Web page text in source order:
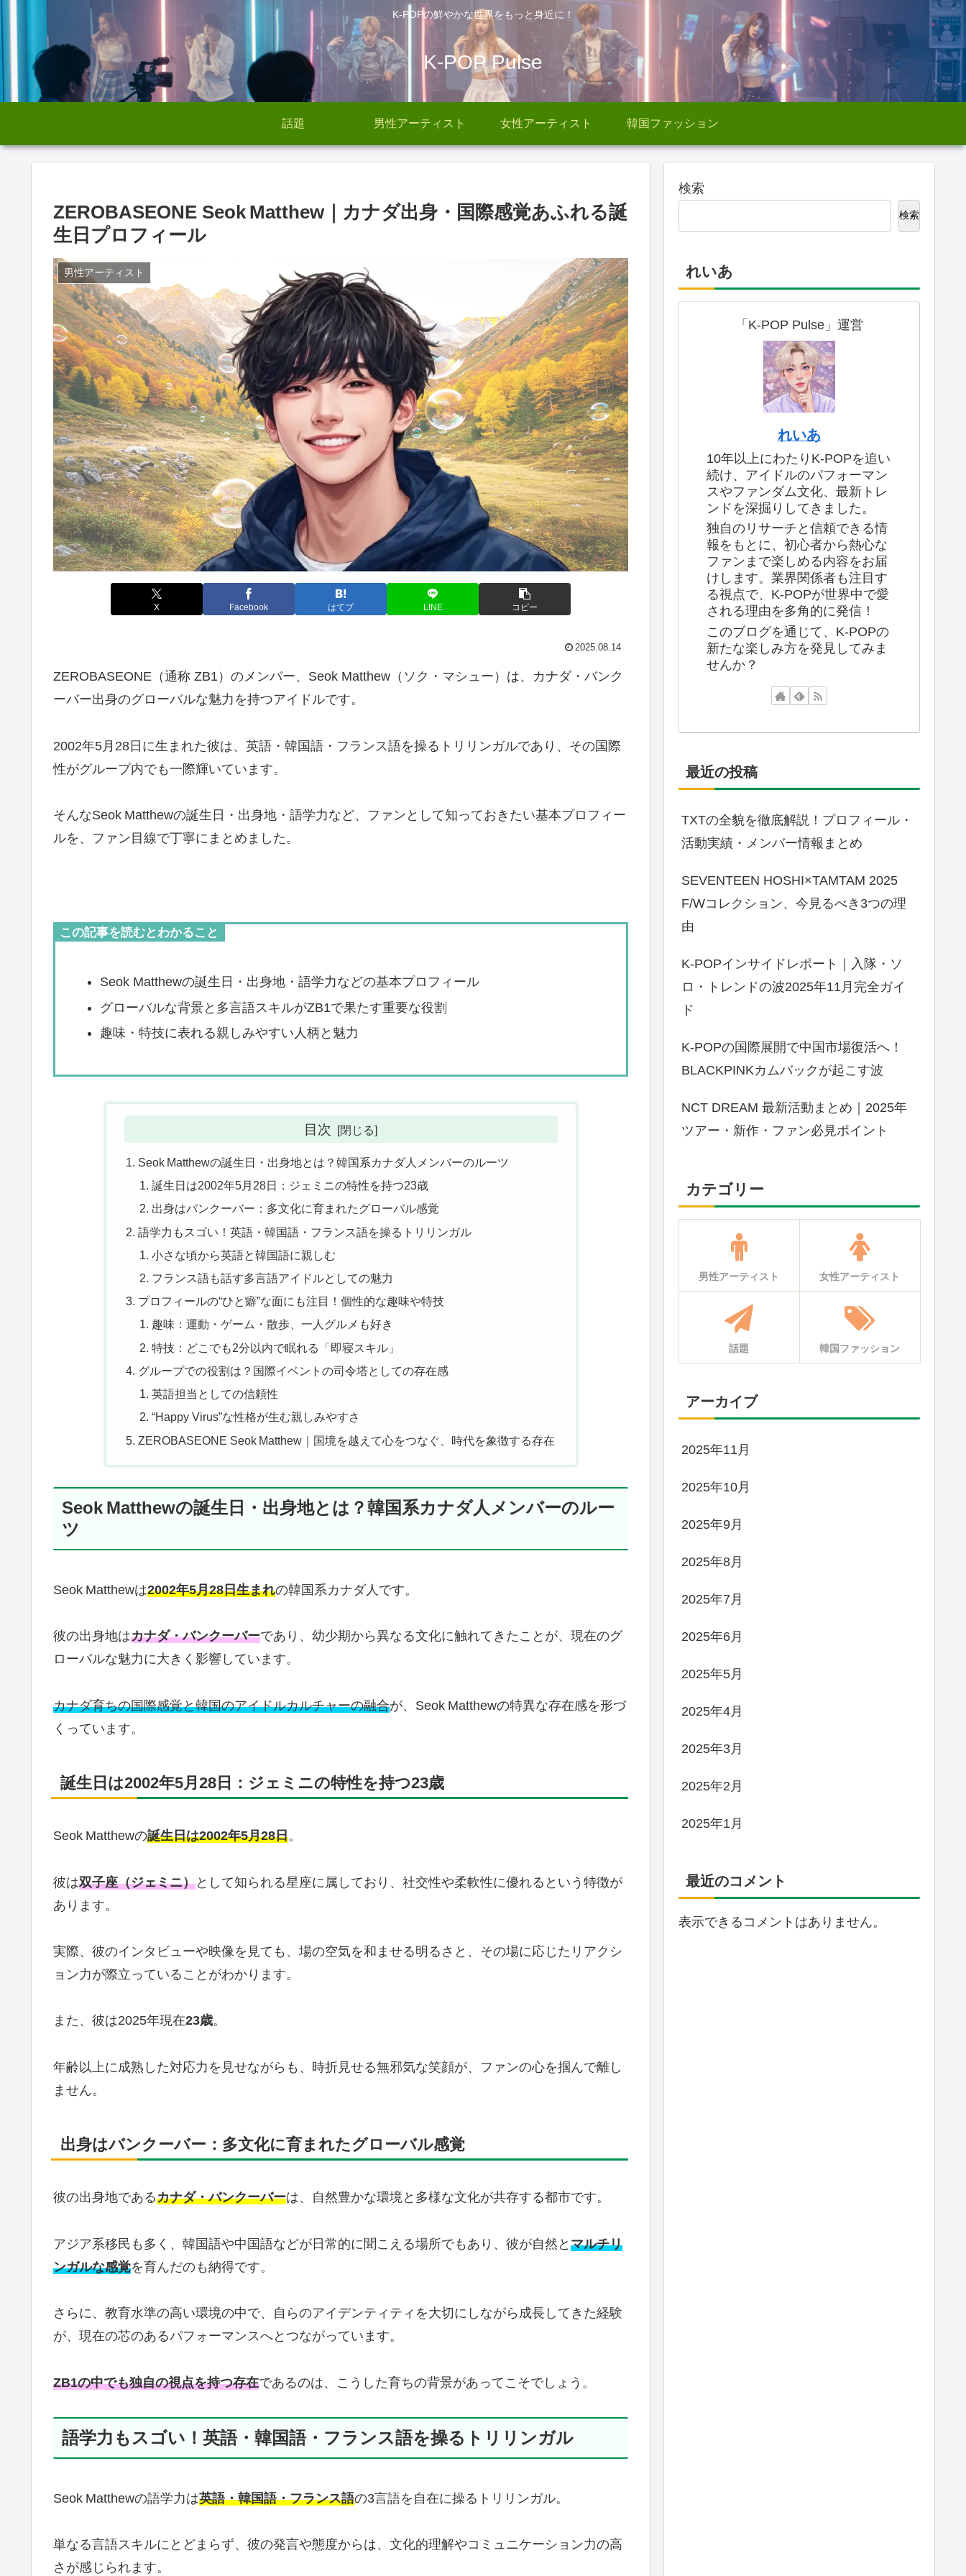
K-POPの鮮やかな世界をもっと身近に！
K-POP Pulse
話題 男性アーティスト 女性アーティスト 韓国ファッション
ZEROBASEONE Seok Matthew｜カナダ出身・国際感覚あふれる誕
生日プロフィール
男性アーティスト
X Facebook はてブ LINE コピー
2025.08.14
ZEROBASEONE（通称 ZB1）のメンバー、Seok Matthew（ソク・マシュー）は、カナダ・バンク
ーバー出身のグローバルな魅力を持つアイドルです。
2002年5月28日に生まれた彼は、英語・韓国語・フランス語を操るトリリンガルであり、その国際
性がグループ内でも一際輝いています。
そんなSeok Matthewの誕生日・出身地・語学力など、ファンとして知っておきたい基本プロフィー
ルを、ファン目線で丁寧にまとめました。
この記事を読むとわかること
Seok Matthewの誕生日・出身地・語学力などの基本プロフィール
グローバルな背景と多言語スキルがZB1で果たす重要な役割
趣味・特技に表れる親しみやすい人柄と魅力
目次
Seok Matthewの誕生日・出身地とは？韓国系カナダ人メンバーのルーツ
誕生日は2002年5月28日：ジェミニの特性を持つ23歳
出身はバンクーバー：多文化に育まれたグローバル感覚
語学力もスゴい！英語・韓国語・フランス語を操るトリリンガル
小さな頃から英語と韓国語に親しむ
フランス語も話す多言語アイドルとしての魅力
プロフィールの“ひと癖”な面にも注目！個性的な趣味や特技
趣味：運動・ゲーム・散歩、一人グルメも好き
特技：どこでも2分以内で眠れる「即寝スキル」
グループでの役割は？国際イベントの司令塔としての存在感
英語担当としての信頼性
“Happy Virus”な性格が生む親しみやすさ
ZEROBASEONE Seok Matthew｜国境を越えて心をつなぐ、時代を象徴する存在
Seok Matthewの誕生日・出身地とは？韓国系カナダ人メンバーのルー
ツ
Seok Matthewは2002年5月28日生まれの韓国系カナダ人です。
彼の出身地はカナダ・バンクーバーであり、幼少期から異なる文化に触れてきたことが、現在のグ
ローバルな魅力に大きく影響しています。
カナダ育ちの国際感覚と韓国のアイドルカルチャーの融合が、Seok Matthewの特異な存在感を形づ
くっています。
誕生日は2002年5月28日：ジェミニの特性を持つ23歳
Seok Matthewの誕生日は2002年5月28日。
彼は双子座（ジェミニ）として知られる星座に属しており、社交性や柔軟性に優れるという特徴が
あります。
実際、彼のインタビューや映像を見ても、場の空気を和ませる明るさと、その場に応じたリアクシ
ョン力が際立っていることがわかります。
また、彼は2025年現在23歳。
年齢以上に成熟した対応力を見せながらも、時折見せる無邪気な笑顔が、ファンの心を掴んで離し
ません。
出身はバンクーバー：多文化に育まれたグローバル感覚
彼の出身地であるカナダ・バンクーバーは、自然豊かな環境と多様な文化が共存する都市です。
アジア系移民も多く、韓国語や中国語などが日常的に聞こえる場所でもあり、彼が自然と マルチリ
ンガルな感覚を育んだのも納得です。
さらに、教育水準の高い環境の中で、自らのアイデンティティを大切にしながら成長してきた経験
が、現在の芯のあるパフォーマンスへとつながっています。
ZB1の中でも独自の視点を持つ存在であるのは、こうした育ちの背景があってこそでしょう。
語学力もスゴい！英語・韓国語・フランス語を操るトリリンガル
Seok Matthewの語学力は英語・韓国語・フランス語の3言語を自在に操るトリリンガル。
単なる言語スキルにとどまらず、彼の発言や態度からは、文化的理解やコミュニケーション力の高
さが感じられます。
検索
検索
れいあ
「K-POP Pulse」運営
れいあ
10年以上にわたりK-POPを追い
続け、アイドルのパフォーマン
スやファンダム文化、最新トレ
ンドを深掘りしてきました。
独自のリサーチと信頼できる情
報をもとに、初心者から熱心な
ファンまで楽しめる内容をお届
けします。業界関係者も注目す
る視点で、K-POPが世界中で愛
される理由を多角的に発信！
このブログを通じて、K-POPの
新たな楽しみ方を発見してみま
せんか？
最近の投稿
TXTの全貌を徹底解説！プロフィール・
活動実績・メンバー情報まとめ
SEVENTEEN HOSHI×TAMTAM 2025
F/Wコレクション、今見るべき3つの理
由
K-POPインサイドレポート｜入隊・ソ
ロ・トレンドの波2025年11月完全ガイ
ド
K-POPの国際展開で中国市場復活へ！
BLACKPINKカムバックが起こす波
NCT DREAM 最新活動まとめ｜2025年
ツアー・新作・ファン必見ポイント
カテゴリー
男性アーティスト 女性アーティスト
話題 韓国ファッション
アーカイブ
2025年11月
2025年10月
2025年9月
2025年8月
2025年7月
2025年6月
2025年5月
2025年4月
2025年3月
2025年2月
2025年1月
最近のコメント
表示できるコメントはありません。